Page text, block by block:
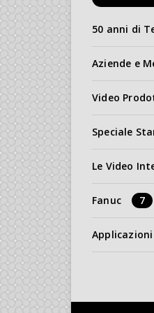
50 anni di
Aziende e
Video
Speciale
Le Video
Fanuc 7